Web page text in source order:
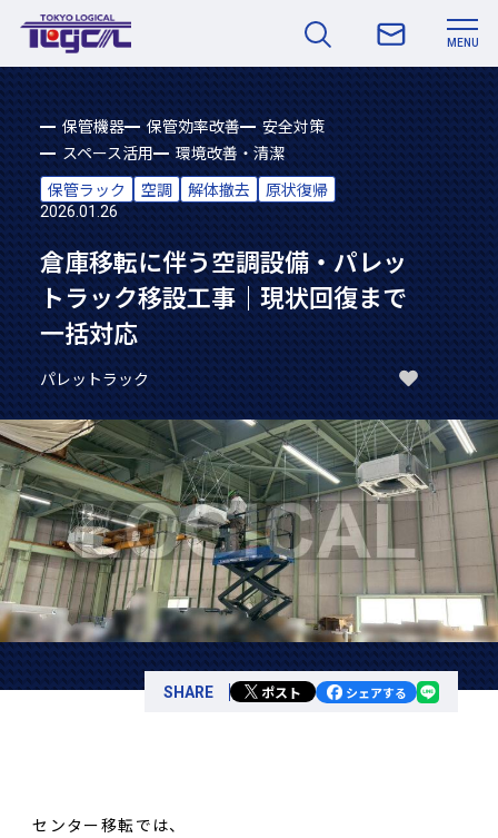
MENU
保管機器 保管効率改善
安全対策
スペース活用
環境改善・清潔
保管ラック
空調 解体撤去 原状復帰
2026.01.26
倉庫移転に伴う空調設備・パレッ
トラック移設工事｜現状回復まで
一括対応
パレットラック
SHARE ポスト シェアする
センター移転では、